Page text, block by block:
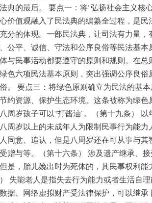
典的最后。 要点一：将“弘扬社会主义核
价值观融入了民法典的编纂全过程，是
分的体现。一部民法典，让司法有力量
公平、诚信、守法和公序良俗等民法基
与民事活动都要遵守的原则和规则。在
色六项民法基本原则，突出强调公序良
。 要点三：将绿色原则确立为民法的基
约资源、保护生态环境。这条被称为绿色
周岁孩子可以“打酱油”。（第十九条）
周岁以上的未成年人为限制民事行为能
同意、追认，但是八周岁还在可从事与
赠与等。（第十六条） 涉及遗产继承、
是，胎儿娩出时为死体的，其民事权利
失能老人是指失去行为能力或者生活自
据、网络虚拟财产受法律保护，可以继